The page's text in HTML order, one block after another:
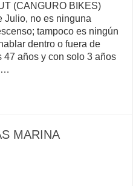
(CANGURO BIKES)
Julio, no es ninguna
tampoco es ningún
dentro o fuera de
47 años y con solo 3 años
…
MARINA